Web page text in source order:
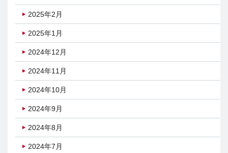
2025年2月
2025年1月
2024年12月
2024年11月
2024年10月
2024年9月
2024年8月
2024年7月